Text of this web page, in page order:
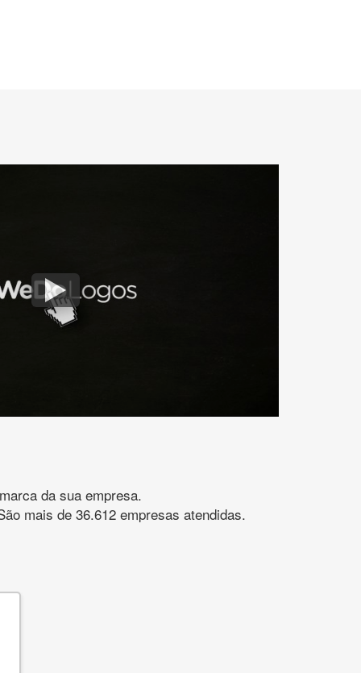
da sua empresa.
mais de 36.612 empresas atendidas.